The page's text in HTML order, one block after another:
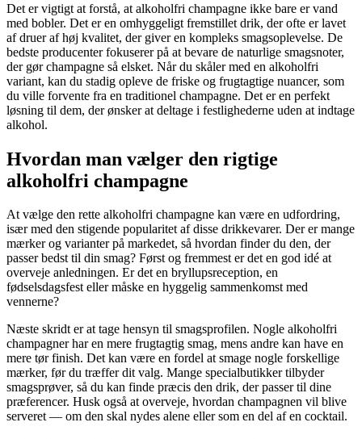
Det er vigtigt at forstå, at alkoholfri champagne ikke bare er vand
med bobler. Det er en omhyggeligt fremstillet drik, der ofte er lavet
af druer af høj kvalitet, der giver en kompleks smagsoplevelse. De
bedste producenter fokuserer på at bevare de naturlige smagsnoter,
der gør champagne så elsket. Når du skåler med en alkoholfri
variant, kan du stadig opleve de friske og frugtagtige nuancer, som
du ville forvente fra en traditionel champagne. Det er en perfekt
løsning til dem, der ønsker at deltage i festlighederne uden at indtage
alkohol.
Hvordan man vælger den rigtige
alkoholfri champagne
At vælge den rette alkoholfri champagne kan være en udfordring,
især med den stigende popularitet af disse drikkevarer. Der er mange
mærker og varianter på markedet, så hvordan finder du den, der
passer bedst til din smag? Først og fremmest er det en god idé at
overveje anledningen. Er det en bryllupsreception, en
fødselsdagsfest eller måske en hyggelig sammenkomst med
vennerne?
Næste skridt er at tage hensyn til smagsprofilen. Nogle alkoholfri
champagner har en mere frugtagtig smag, mens andre kan have en
mere tør finish. Det kan være en fordel at smage nogle forskellige
mærker, før du træffer dit valg. Mange specialbutikker tilbyder
smagsprøver, så du kan finde præcis den drik, der passer til dine
præferencer. Husk også at overveje, hvordan champagnen vil blive
serveret — om den skal nydes alene eller som en del af en cocktail.